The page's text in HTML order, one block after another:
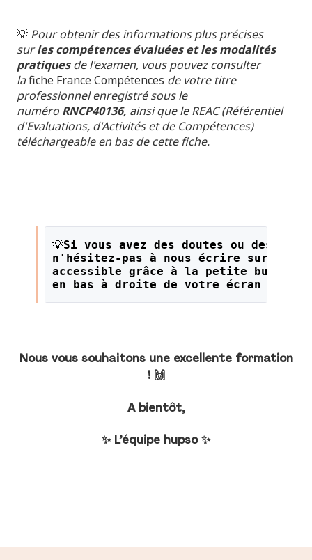
💡 Pour obtenir des informations plus précises
surles compétences évaluées et les modalités
pratiquesde l'examen, vous pouvez consulter
lafiche France Compétences de votre titre
professionnel enregistré sous le
numéro RNCP40136, ainsi que le REAC (Référentiel
d'Evaluations, d'Activités et de Compétences)
téléchargeable en bas de cette fiche.
💡Si vous avez des doutes ou des
n'hésitez-pas à nous écrire sur le
accessible grâce à la petite bulle
en bas à droite de votre écran !
Nous vous souhaitons une excellente formation
! 🙌
A bientôt,
✨ L’équipe hupso ✨